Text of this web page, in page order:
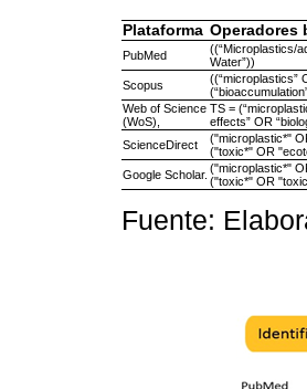
Plataforma Operadores
PubMed
((“Microplastics/
Water”))
Scopus
((“microplastics”
Web of Science
(WoS),
TS =
effects” OR
ScienceDirect
("microplastic*"
("toxic*" OR
Google Scholar. ("microplastic*"
("toxic*" OR
Fuente: